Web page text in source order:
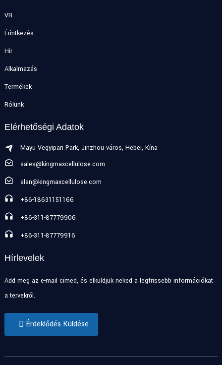
VR
Érintkezés
Hír
Alkalmazás
Termékek
Rólunk
Elérhetőségi Adatok
Mayu Vegyipari Park, Jinzhou város, Hebei, Kína
sales@kingmaxcellulose.com
alan@kingmaxcellulose.com
+86-18631151166
+86-311-87779906
+86-311-87779916
Hírlevelek
Add meg az e-mail címed, és elküldjük neked a legfrissebb információkat
a tervekről.
Érdeklődés Küldése